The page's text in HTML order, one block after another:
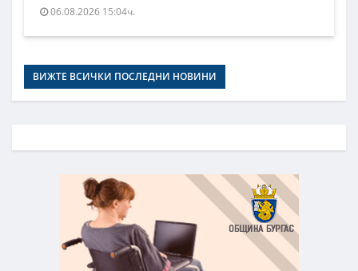
06.08.2026 15:04ч.
ВИЖТЕ ВСИЧКИ ПОСЛЕДНИ НОВИНИ